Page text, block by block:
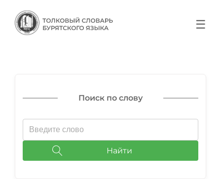
☰
Поиск по слову
Найти